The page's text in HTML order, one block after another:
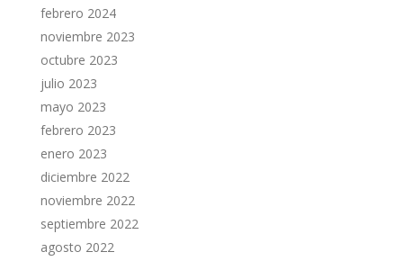
febrero 2024
noviembre 2023
octubre 2023
julio 2023
mayo 2023
febrero 2023
enero 2023
diciembre 2022
noviembre 2022
septiembre 2022
agosto 2022